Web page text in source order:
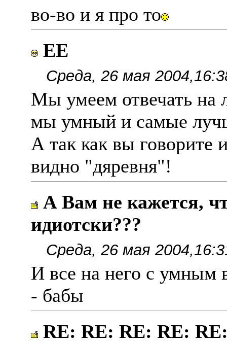
во-во и я про то
ЕЕ
Среда, 26 мая
Мы умеем отвечать на
мы умный и самые
А так как вы говорите
видно "дяревня"!
А Вам не кажется,
идиотски???
Среда, 26 мая
И все на него с умным
- бабы
RE: RE: RE: RE: